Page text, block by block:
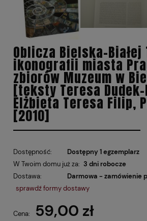
Oblicza Bielska-
ikonografii miasta
zbiorów Muzeum w
[teksty Teresa
Elżbieta Teresa Filip,
[2010]
Dostępność:
Dostępny 1 egzemplarz
W Twoim domu już za: 3 dni robocze
Dostawa:
Darmowa - zamówienie
Cena nie zawiera ewentualnych
sprawdź formy dostawy
Cena: 59,00 zł